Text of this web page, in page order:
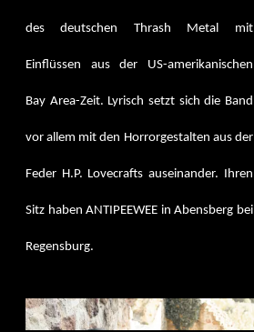
des deutschen Thrash Metal mit
Einflüssen aus der US-amerikanischen
Bay Area-Zeit. Lyrisch setzt sich die Band
vor allem mit den Horrorgestalten aus der
Feder H.P. Lovecrafts auseinander. Ihren
Sitz haben ANTIPEEWEE in Abensberg bei
Regensburg.